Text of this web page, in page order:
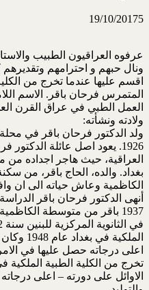
19/10/20175
عرفوه العراقيون الطبيب
ونال حبهم و احترامهم
اقسم عليها عندما تخرج من
المتمرس فرحان باقر. الاسم
العمل الطبي في عراق القرن
ولادته ونشأته:
ولد الدكتور فرحان باقر في
1926. يعود اصل عائلة
العراقية، حيث هاجر اجداده
بغداد. والده، الحاج باقر، من
الكاظمية وعاش حياته الى ان وافاه
أنهى الدكتور فرحان باقر
الملكية
اعلى درجاته حصل عليها في
الاوائل على دورته – اعلى